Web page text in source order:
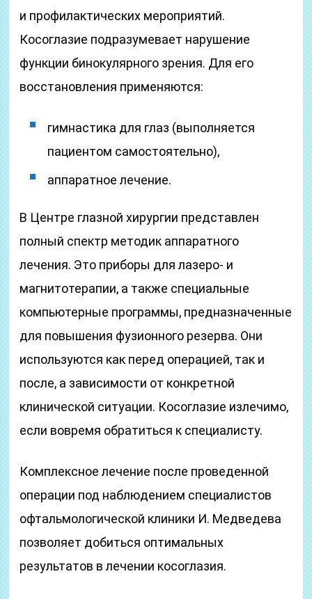
и профилактических мероприятий.
Косоглазие подразумевает нарушение
функции бинокулярного зрения. Для его
восстановления применяются:
гимнастика для глаз (выполняется
пациентом самостоятельно),
аппаратное лечение.
В Центре глазной хирургии представлен
полный спектр методик аппаратного
лечения. Это приборы для лазеро- и
магнитотерапии, а также специальные
компьютерные программы, предназначенные
для повышения фузионного резерва. Они
используются как перед операцией, так и
после, а зависимости от конкретной
клинической ситуации. Косоглазие излечимо,
если вовремя обратиться к специалисту.
Комплексное лечение после проведенной
операции под наблюдением специалистов
офтальмологической клиники И. Медведева
позволяет добиться оптимальных
результатов в лечении косоглазия.